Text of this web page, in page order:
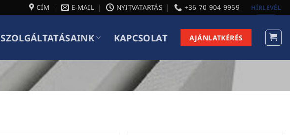
CÍM E-MAIL NYITVATARTÁS +36 70 904 9959 HÍRLEVÉL
SZOLGÁLTATÁSAINK KAPCSOLAT AJÁNLATKÉRÉS